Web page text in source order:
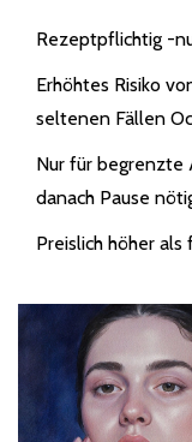
Rezeptpflichtig -
Erhöhtes Risiko
seltenen Fällen
Nur für begrenzte
danach Pause
Preislich höher